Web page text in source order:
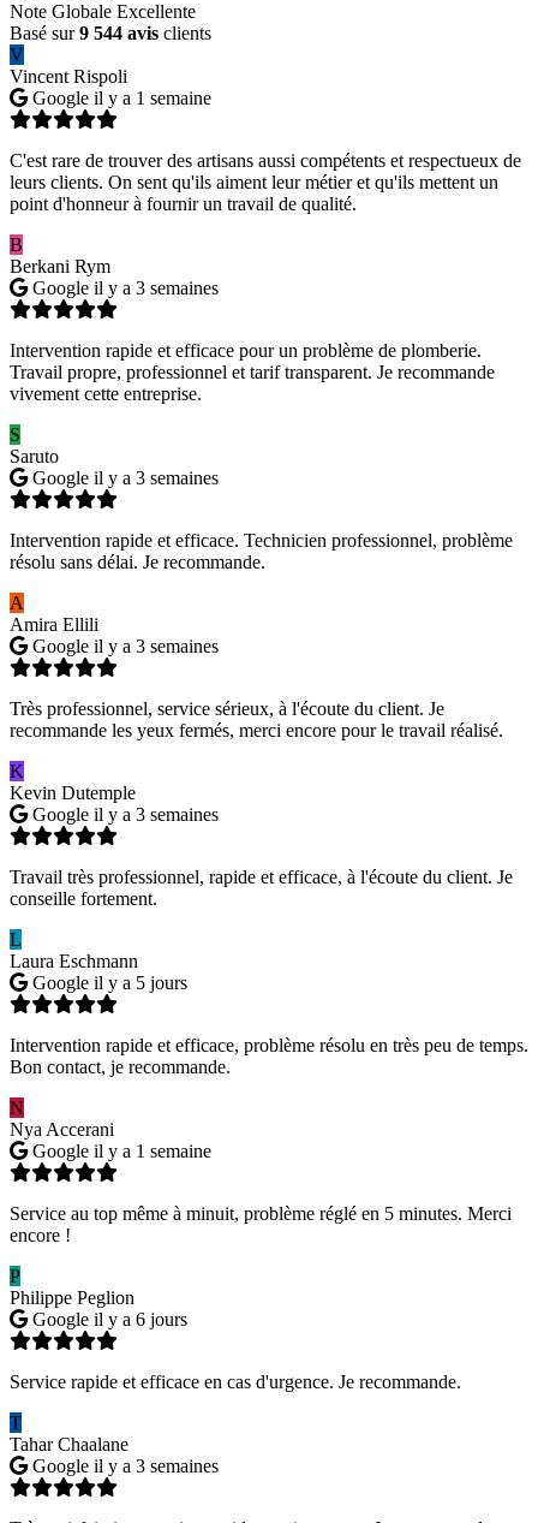
Note Globale Excellente
Basé sur9 544 avis clients
V
Vincent Rispoli
Google il y a 1 semaine
C'est rare de trouver des artisans aussi compétents et respectueux de
leurs clients. On sent qu'ils aiment leur métier et qu'ils mettent un
point d'honneur à fournir un travail de qualité.
B
Berkani Rym
Google il y a 3 semaines
Intervention rapide et efficace pour un problème de plomberie.
Travail propre, professionnel et tarif transparent. Je recommande
vivement cette entreprise.
S
Saruto
Google il y a 3 semaines
Intervention rapide et efficace. Technicien professionnel, problème
résolu sans délai. Je recommande.
A
Amira Ellili
Google il y a 3 semaines
Très professionnel, service sérieux, à l'écoute du client. Je
recommande les yeux fermés, merci encore pour le travail réalisé.
K
Kevin Dutemple
Google il y a 3 semaines
Travail très professionnel, rapide et efficace, à l'écoute du client. Je
conseille fortement.
L
Laura Eschmann
Google il y a 5 jours
Intervention rapide et efficace, problème résolu en très peu de temps.
Bon contact, je recommande.
N
Nya Accerani
Google il y a 1 semaine
Service au top même à minuit, problème réglé en 5 minutes. Merci
encore !
P
Philippe Peglion
Google il y a 6 jours
Service rapide et efficace en cas d'urgence. Je recommande.
T
Tahar Chaalane
Google il y a 3 semaines